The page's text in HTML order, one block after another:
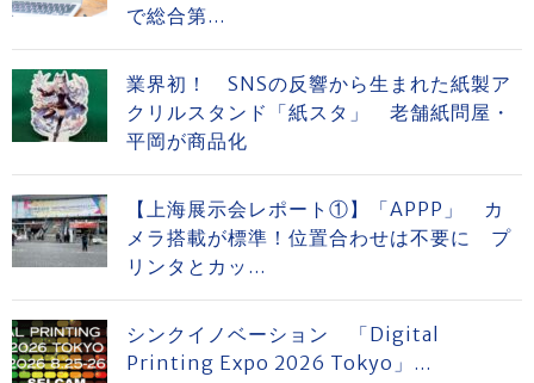
で総合第...
業界初！ SNSの反響から生まれた紙製ア
クリルスタンド「紙スタ」 老舗紙問屋・
平岡が商品化
【上海展示会レポート①】「APPP」 カ
メラ搭載が標準！位置合わせは不要に プ
リンタとカッ...
シンクイノベーション 「Digital
Printing Expo 2026 Tokyo」...